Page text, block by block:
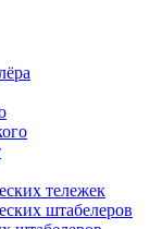
тележек
штабелеров